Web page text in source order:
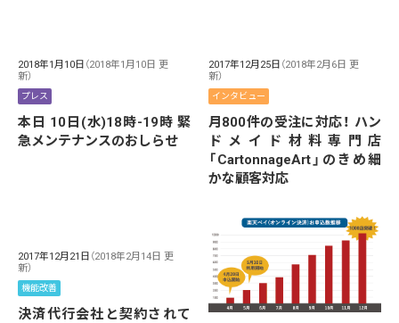
2018年1月10日 （2018年1月10日 更
新）
プレス
本日 10日(水)18時-19時 緊
急メンテナンスのおしらせ
2017年12月25日 （2018年2月6日 更
新）
インタビュー
月800件の受注に対応！ ハン
ドメイド材料専門店
「CartonnageArt」のきめ細
かな顧客対応
2017年12月21日 （2018年2月14日 更
新）
機能改善
決済代行会社と契約されて